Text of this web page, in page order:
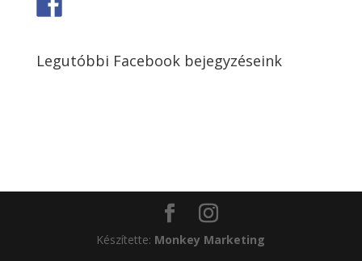
Legutóbbi Facebook bejegyzéseink
Készítette: Monkey Marketing